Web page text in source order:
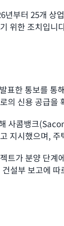
년부터 25개 상
위한 조치입
표한 통보를
의 신용 공급을
사콤뱅크
지시했으며,
트가 분양 단
설부 보고에